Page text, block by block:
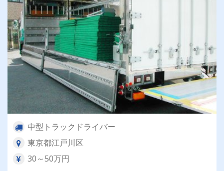
中型トラックドライバー
東京都江戸川区
30～50万円